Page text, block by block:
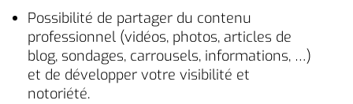
Possibilité de partager du contenu
professionnel (vidéos, photos, articles de
blog, sondages, carrousels, informations, …)
et de développer votre visibilité et
notoriété.